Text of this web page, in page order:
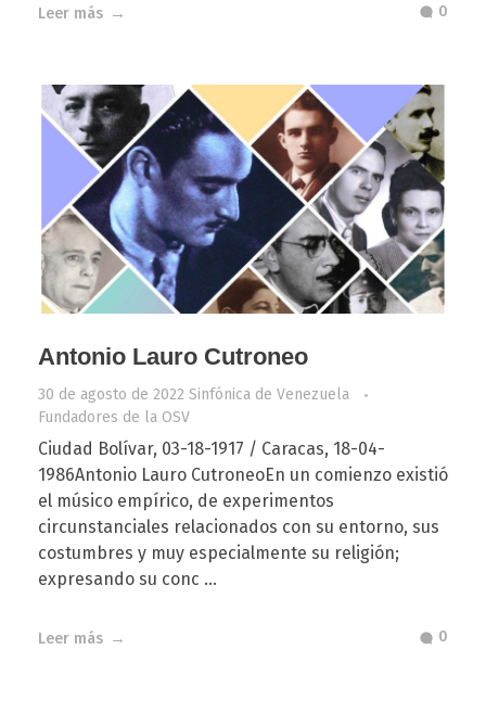
Leer más 0
Antonio Lauro Cutroneo
30 de agosto de 2022 Sinfónica de Venezuela
Fundadores de la OSV
Ciudad Bolívar, 03-18-1917 / Caracas, 18-04-
1986Antonio Lauro CutroneoEn un comienzo existió
el músico empírico, de experimentos
circunstanciales relacionados con su entorno, sus
costumbres y muy especialmente su religión;
expresando su conc ...
Leer más 0